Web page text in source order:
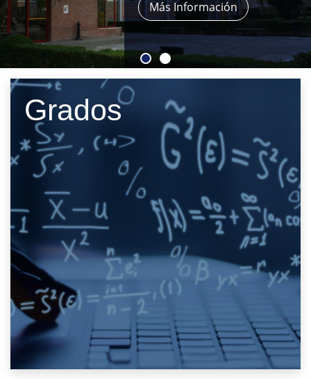
- y del 1 al 4 de septiembre
Más Información
Grados